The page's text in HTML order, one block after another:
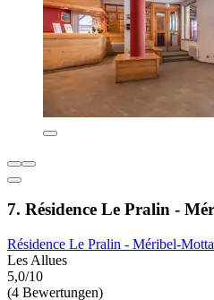
7. Résidence Le Pralin -
Résidence Le Pralin - Méribel-
Les Allues
5,0/10
(4 Bewertungen)